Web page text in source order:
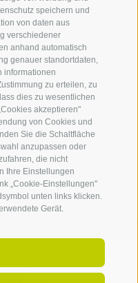
speichern und
von daten aus
verschiedener
anhand automatisch
genauer standortdaten,
informationen
zu erteilen, zu
dies zu wesentlichen
akzeptieren"
von Cookies und
Sie die Schaltfläche
anzupassen oder
die nicht
Ihre Einstellungen
„Cookie-Einstellungen"
unten links klicken.
Gerät.